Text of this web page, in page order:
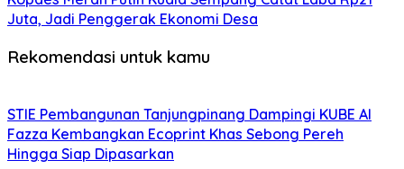
Juta, Jadi Penggerak Ekonomi Desa
Rekomendasi untuk kamu
STIE Pembangunan Tanjungpinang Dampingi KUBE Al
Fazza Kembangkan Ecoprint Khas Sebong Pereh
Hingga Siap Dipasarkan